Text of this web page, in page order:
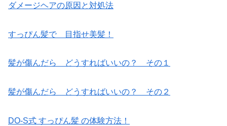
ダメージヘアの原因と対処法
すっぴん髪で 目指せ美髪！
髪が傷んだら どうすればいいの？ その１
髪が傷んだら どうすればいいの？ その２
DO-S式 すっぴん髪 の体験方法！